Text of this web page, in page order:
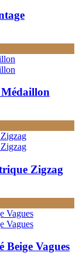
Zigzag
Beige Vagues